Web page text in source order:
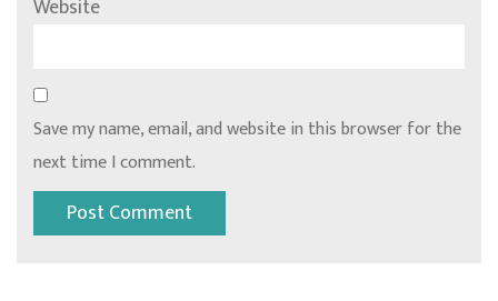
Website
Save my name, email, and website in this browser for the
next time I comment.